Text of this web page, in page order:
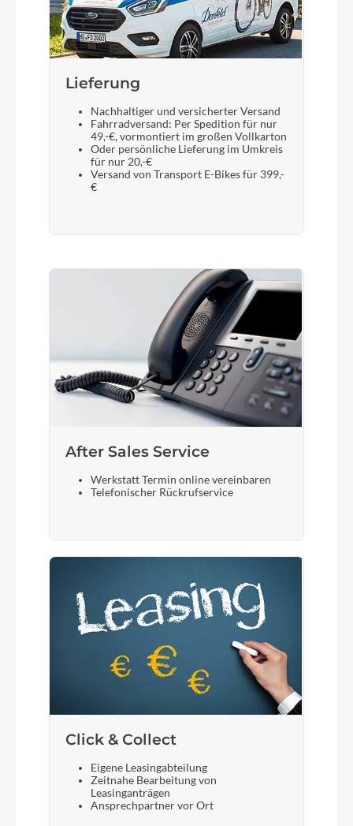
Lieferung
Nachhaltiger und versicherter Versand
Fahrradversand: Per Spedition für nur
49,-€, vormontiert im großen Vollkarton
Oder persönliche Lieferung im Umkreis
für nur 20,-€
Versand von Transport E-Bikes für 399,-
€
After Sales Service
Werkstatt Termin online vereinbaren
Telefonischer Rückrufservice
Click & Collect
Eigene Leasingabteilung
Zeitnahe Bearbeitung von
Leasinganträgen
Ansprechpartner vor Ort